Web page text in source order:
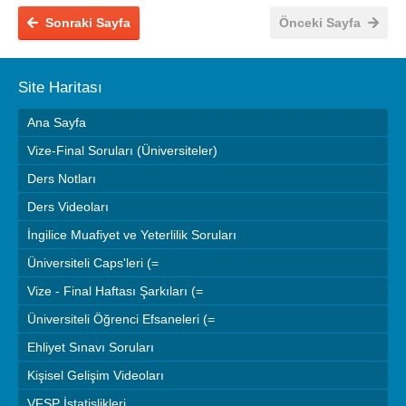
Önceki Sayfa
Sonraki Sayfa
Site Haritası
Ana Sayfa
Vize-Final Soruları (Üniversiteler)
Ders Notları
Ders Videoları
İngilice Muafiyet ve Yeterlilik Soruları
Üniversiteli Caps'leri (=
Vize - Final Haftası Şarkıları (=
Üniversiteli Öğrenci Efsaneleri (=
Ehliyet Sınavı Soruları
Kişisel Gelişim Videoları
VFSP İstatislikleri